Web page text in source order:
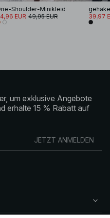
Shoulder-Minikleid
EUR 49,95 EUR
39,97
um exklusive Angebote
erhalte 15 % Rabatt auf
JETZT ANMELDEN